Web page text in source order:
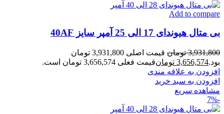
Add to compare
بی متال هیوندای 17 الی 25 آمپر سایز 40AF
3,931,800 تومان
قیمت اصلی 3,931,800 تومان
بود.3,656,574 تومانقیمت فعلی 3,656,574 تومان است.
افزودن به علاقه مندی
افزودن به سبد خرید
مشاهده سریع
-7%